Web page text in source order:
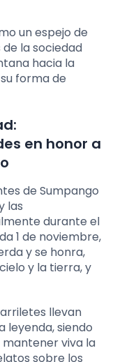
un espejo de
la sociedad
hacia la
forma de
en honor a
de Sumpango
las
durante el
1 de noviembre,
y se honra,
y la tierra, y
llevan
leyenda, siendo
viva la
sobre los